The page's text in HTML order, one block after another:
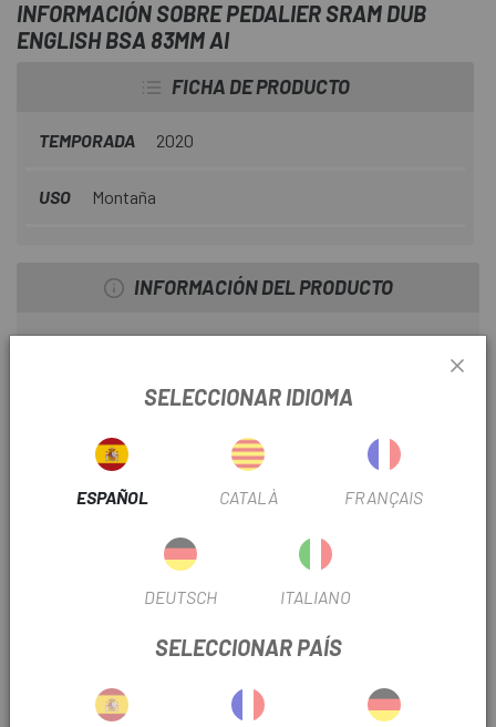
manivela durante más tiempo. Además, la versión DUB
BSA es significativamente más ligera que la versión
INFORMACIÓN SOBRE PEDALIER SRAM DUB
ENGLISH BSA 83MM AI
FICHA DE PRODUCTO
TEMPORADA 2020
USO Montaña
INFORMACIÓN DEL PRODUCTO
Material de la carcasa del cojinete: aluminio
Material rodamientos: acero
Tipo de rodamiento: BSA 83 mm para Cannondale Ai
Diámetro interior del alojamiento del cojinete: 33,3 mm
Cigüeñal de diámetro: 28,99 mm
Peso pesado: 74g
SELECCIONAR IDIOMA
ESPAÑOL CATALÀ FRANÇAIS
DEUTSCH ITALIANO
SELECCIONAR PAÍS